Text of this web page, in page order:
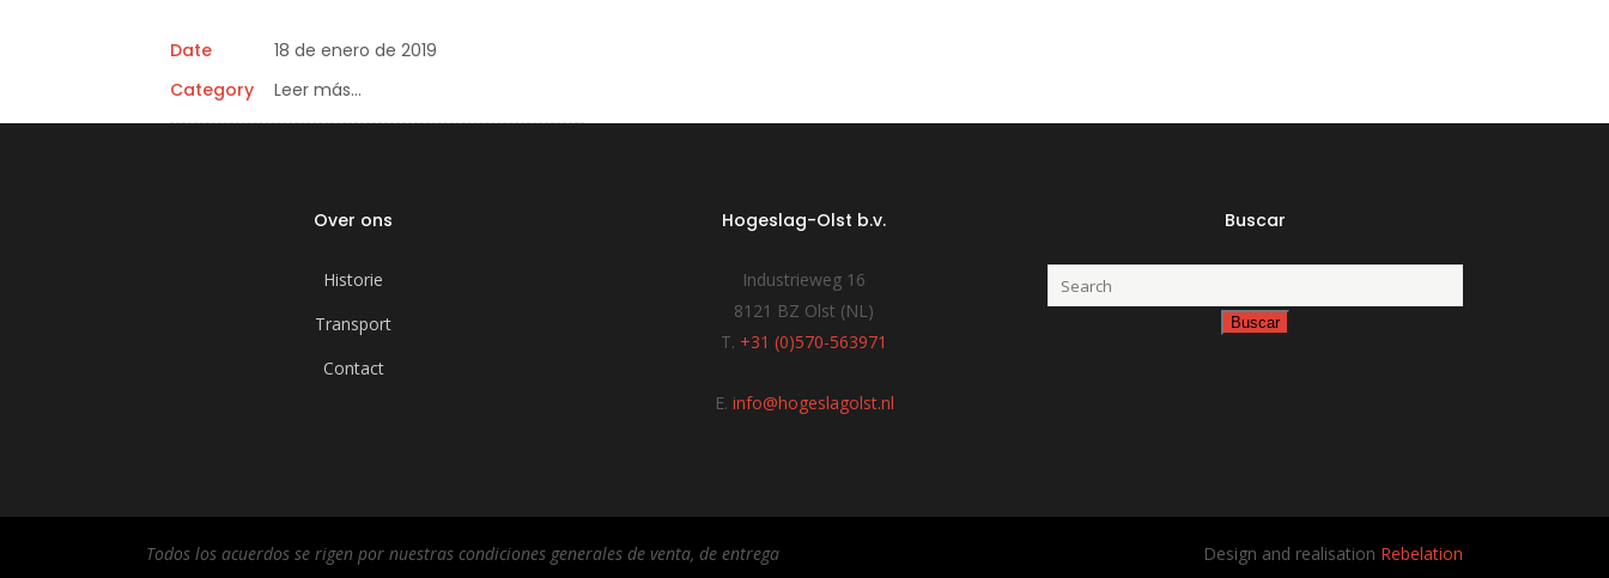
Date
18 de enero de 2019
Category
Leer más…
Over ons
Historie
Transport
Contact
Hogeslag-Olst b.v.
Industrieweg 16
8121 BZ Olst (NL)
T. +31 (0)570-563971
E. info@hogeslagolst.nl
Buscar
Todos los acuerdos se rigen por nuestras condiciones generales de venta, de entrega
Design and realisation Rebelation